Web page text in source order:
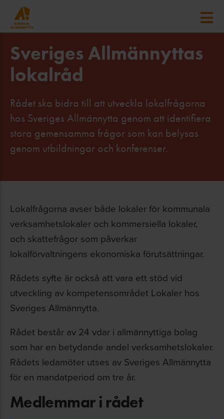
Sveriges Allmännyttas
lokalråd
Rådet ska bidra till att utveckla lokalfrågorna
hos Sveriges Allmännytta genom att identifiera
stora gemensamma frågor som kan belysas
genom utbildningar och konferenser.
Lokalfrågorna avser både lokaler för kommunala
verksamhetslokaler och kommersiella lokaler,
och skattefrågor som påverkar
lokalförvaltningens ekonomiska förutsättningar.
Rådets syfte är också att vara ett stöd vid
utveckling av kompetensområdet Lokaler hos
Sveriges Allmännytta.
Rådet består av 24 vdar i allmännyttiga bolag
som har en betydande andel verksamhetslokaler.
Rådets ledamöter utses av Sveriges Allmännytta
för en mandatperiod om tre år.
Medlemmar i rådet